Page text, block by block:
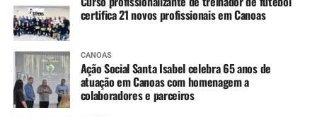
certifica 21 novos profissionais em Canoas
CANOAS
Ação Social Santa Isabel celebra 65 anos de
atuação em Canoas com homenagem a
colaboradores e parceiros